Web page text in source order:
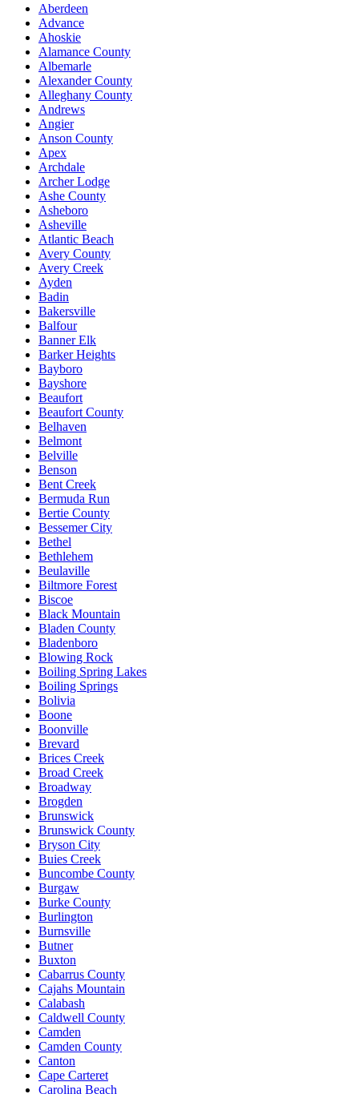
Aberdeen
Advance
Ahoskie
Alamance County
Albemarle
Alexander County
Alleghany County
Andrews
Angier
Anson County
Apex
Archdale
Archer Lodge
Ashe County
Asheboro
Asheville
Atlantic Beach
Avery County
Avery Creek
Ayden
Badin
Bakersville
Balfour
Banner Elk
Barker Heights
Bayboro
Bayshore
Beaufort
Beaufort County
Belhaven
Belmont
Belville
Benson
Bent Creek
Bermuda Run
Bertie County
Bessemer City
Bethel
Bethlehem
Beulaville
Biltmore Forest
Biscoe
Black Mountain
Bladen County
Bladenboro
Blowing Rock
Boiling Spring Lakes
Boiling Springs
Bolivia
Boone
Boonville
Brevard
Brices Creek
Broad Creek
Broadway
Brogden
Brunswick
Brunswick County
Bryson City
Buies Creek
Buncombe County
Burgaw
Burke County
Burlington
Burnsville
Butner
Buxton
Cabarrus County
Cajahs Mountain
Calabash
Caldwell County
Camden
Camden County
Canton
Cape Carteret
Carolina Beach